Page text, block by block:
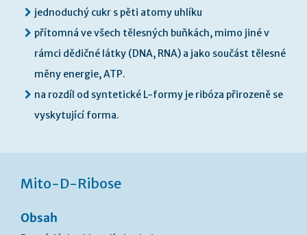
jednoduchý cukr s pěti atomy uhlíku
přítomná ve všech tělesných buňkách, mimo jiné v
rámci dědičné látky (DNA, RNA) a jako součást tělesné
měny energie, ATP.
na rozdíl od syntetické L-formy je ribóza přirozeně se
vyskytující forma.
Mito-D-Ribose
Obsah